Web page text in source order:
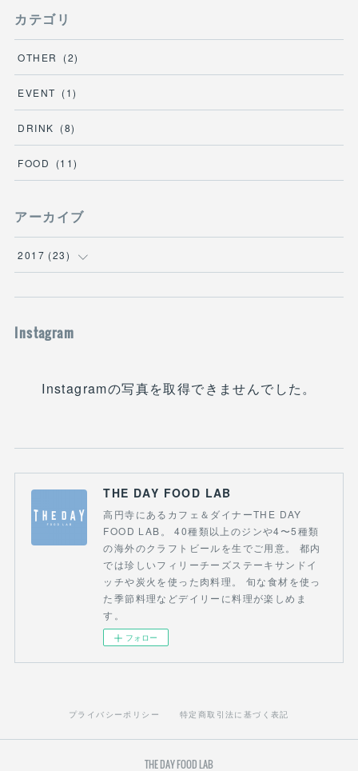
カテゴリ
OTHER (2)
EVENT (1)
DRINK (8)
FOOD (11)
アーカイブ
2017 (23)
(14)
Instagram
Instagramの写真を取得できませんでした。
THE DAY FOOD LAB
高円寺にあるカフェ＆ダイナーTHE DAY
FOOD LAB。 40種類以上のジンや4〜5種類
の海外のクラフトビールを生でご用意。 都内
では珍しいフィリーチーズステーキサンドイ
ッチや炭火を使った肉料理。 旬な食材を使っ
た季節料理などデイリーに料理が楽しめま
す。
フォロー
プライバシーポリシー 特定商取引法に基づく表記
THE DAY FOOD LAB